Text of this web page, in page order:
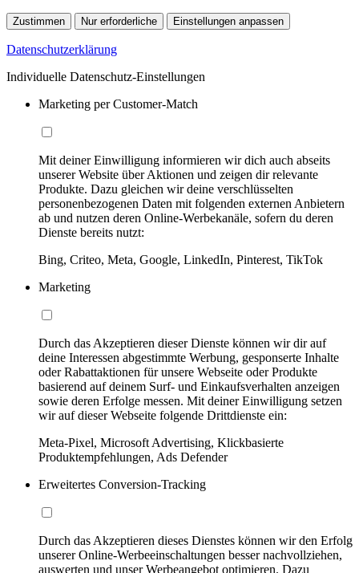
Zustimmen Nur erforderliche Einstellungen anpassen
Datenschutzerklärung
Individuelle Datenschutz-Einstellungen
Marketing per Customer-Match
Mit deiner Einwilligung informieren wir dich auch abseits
unserer Website über Aktionen und zeigen dir relevante
Produkte. Dazu gleichen wir deine verschlüsselten
personenbezogenen Daten mit folgenden externen Anbietern
ab und nutzen deren Online-Werbekanäle, sofern du deren
Dienste bereits nutzt:
Bing, Criteo, Meta, Google, LinkedIn, Pinterest, TikTok
Marketing
Durch das Akzeptieren dieser Dienste können wir dir auf
deine Interessen abgestimmte Werbung, gesponserte Inhalte
oder Rabattaktionen für unsere Webseite oder Produkte
basierend auf deinem Surf- und Einkaufsverhalten anzeigen
sowie deren Erfolge messen. Mit deiner Einwilligung setzen
wir auf dieser Webseite folgende Drittdienste ein:
Meta-Pixel, Microsoft Advertising, Klickbasierte
Produktempfehlungen, Ads Defender
Erweitertes Conversion-Tracking
Durch das Akzeptieren dieses Dienstes können wir den Erfolg
unserer Online-Werbeeinschaltungen besser nachvollziehen,
auswerten und unser Werbeangebot optimieren. Dazu